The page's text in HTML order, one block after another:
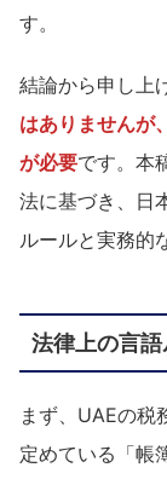
す。
結論から申し上
はありませんが
が必要です。本
法に基づき、日
ルールと実務的
法律上の言
まず、UAEの
定めている「帳